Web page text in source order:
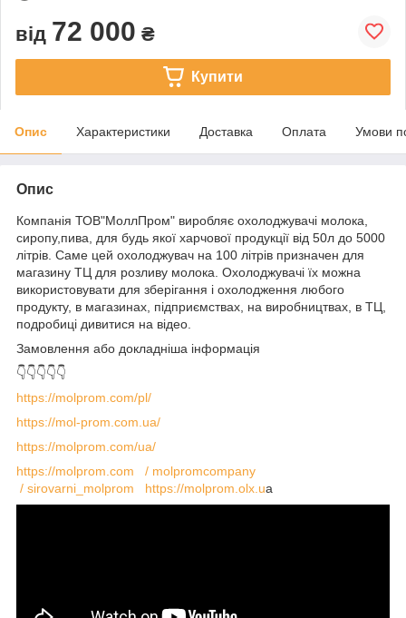
від 72 000 ₴
Купити
Опис Характеристики Доставка Оплата Умови
Опис
Компанія ТОВ"МоллПром" виробляє охолоджувачі молока,
сиропу,пива, для будь якої харчової продукції від 50л до 5000
літрів. Саме цей охолоджувач на 100 літрів призначен для
магазину ТЦ для розливу молока. Охолоджувачі їх можна
використовувати для зберігання і охолодження любого
продукту, в магазинах, підприємствах, на виробництвах, в ТЦ,
подробиці дивитися на відео.
Замовлення або докладніша інформація
👇👇👇👇👇
https://molprom.com/pl/
https://mol-prom.com.ua/
https://molprom.com/ua/
https://molprom.com
/ molpromcompany
/ sirovarni_molprom
https://molprom.olx.ua